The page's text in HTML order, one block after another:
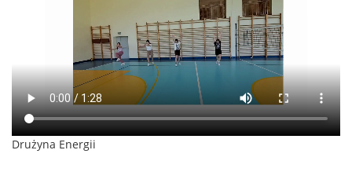
Drużyna Energii